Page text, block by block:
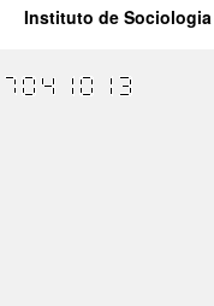
Instituto de